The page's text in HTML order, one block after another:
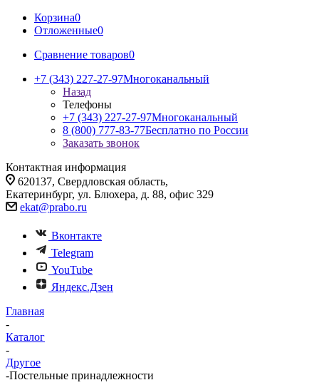
Корзина0
Отложенные0
Сравнение товаров0
+7 (343) 227-27-97Многоканальный
Назад
Телефоны
+7 (343) 227-27-97Многоканальный
8 (800) 777-83-77Бесплатно по России
Заказать звонок
Контактная информация
620137, Свердловская область,
Екатеринбург, ул. Блюхера, д. 88, офис 329
ekat@prabo.ru
Вконтакте
Telegram
YouTube
Яндекс.Дзен
Главная
-
Каталог
-
Другое
-Постельные принадлежности